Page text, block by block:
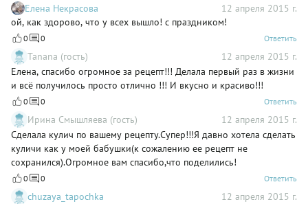
Елена Некрасова
12 апреля 2015 г.
ой, как здорово, что у всех вышло! с праздником!
0 0 Ответить
Tanana (гость)
12 апреля 2015 г.
Елена, спасибо огромное за рецепт!!! Делала первый раз в жизни
и всё получилось просто отлично !!! И вкусно и красиво!!!
0 0 Ответить
Ирина Смышляева (гость)
12 апреля 2015 г.
Сделала кулич по вашему рецепту.Супер!!!Я давно хотела сделать
куличи как у моей бабушки(к сожалению ее рецепт не
сохранился).Огромное вам спасибо,что поделились!
0 0 Ответить
chuzaya_tapochka
12 апреля 2015 г.